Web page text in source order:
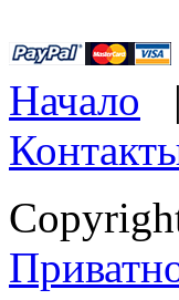
Начало